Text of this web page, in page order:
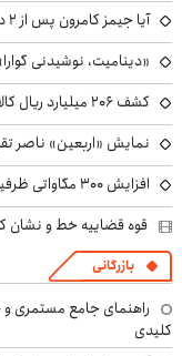
آیا جیمز کامرون پس از ۲ دهه از آواتار دل می‌کند؟
«دینامیت، نوشیدنی
کشف ۲۰۶ میلیارد ریال کالای اساسی احتکارشده در اردبیل
نمایش «اربعین» ناصر
افزایش ۳۰۰ مگاواتی ظرفیت برق کرمانشاه بدون مصرف سوخت
قوه قضاییه خط و نشان
بازرگانی
راهنمای جامع مستمری
کلیدی